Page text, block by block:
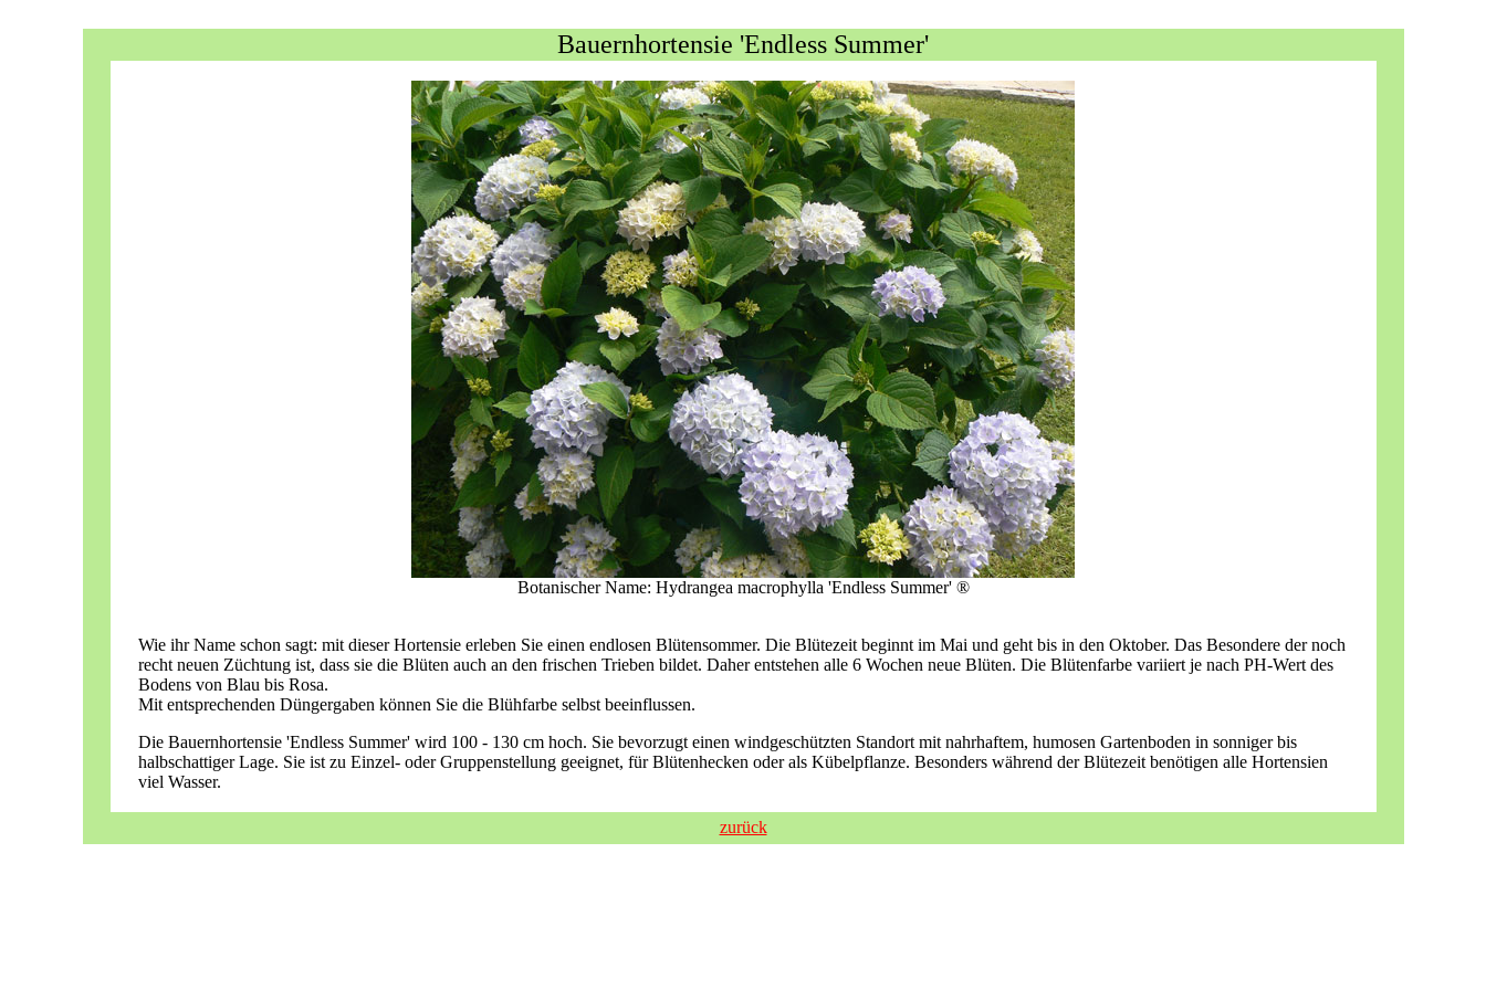
Bauernhortensie 'Endless Summer'
Botanischer Name: Hydrangea macrophylla 'Endless Summer' ®
Wie ihr Name schon sagt: mit dieser Hortensie erleben Sie einen endlosen Blütensommer. Die Blütezeit beginnt im Mai und geht bis in den Oktober. Das Besondere der noch
recht neuen Züchtung ist, dass sie die Blüten auch an den frischen Trieben bildet. Daher entstehen alle 6 Wochen neue Blüten. Die Blütenfarbe variiert je nach PH-Wert des
Bodens von Blau bis Rosa.
Mit entsprechenden Düngergaben können Sie die Blühfarbe selbst beeinflussen.
Die Bauernhortensie 'Endless Summer' wird 100 - 130 cm hoch. Sie bevorzugt einen windgeschützten Standort mit nahrhaftem, humosen Gartenboden in sonniger bis
halbschattiger Lage. Sie ist zu Einzel- oder Gruppenstellung geeignet, für Blütenhecken oder als Kübelpflanze. Besonders während der Blütezeit benötigen alle Hortensien
viel Wasser.
zurück